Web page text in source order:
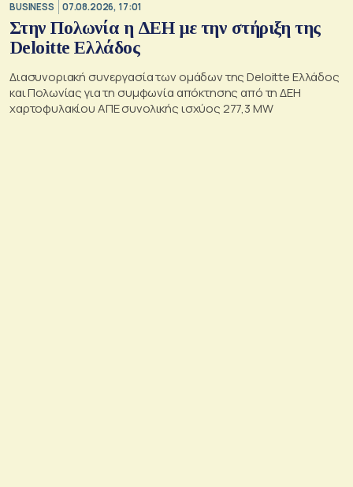
BUSINESS 07.08.2026, 17:01
Στην Πολωνία η ΔΕΗ με την στήριξη της
Deloitte Ελλάδος
Διασυνοριακή συνεργασία των ομάδων της Deloitte Ελλάδος
και Πολωνίας για τη συμφωνία απόκτησης από τη ΔΕΗ
χαρτοφυλακίου ΑΠΕ συνολικής ισχύος 277,3 MW